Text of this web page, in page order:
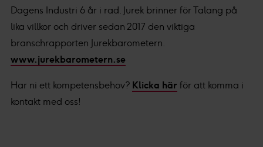
Dagens Industri 6 år i rad. Jurek brinner för Talang på
lika villkor och driver sedan 2017 den viktiga
branschrapporten Jurekbarometern.
www.jurekbarometern.se
Har ni ett kompetensbehov? Klicka här för att komma i
kontakt med oss!